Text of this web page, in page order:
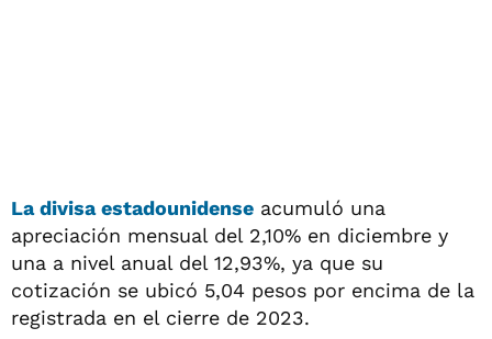
La divisa estadounidense acumuló una
apreciación mensual del 2,10% en diciembre y
una a nivel anual del 12,93%, ya que su
cotización se ubicó 5,04 pesos por encima de la
registrada en el cierre de 2023.